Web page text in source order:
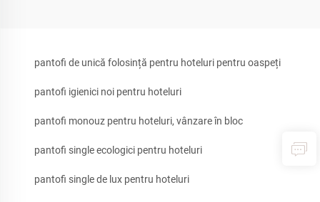
pantofi de unică folosință pentru hoteluri pentru oaspeți
pantofi igienici noi pentru hoteluri
pantofi monouz pentru hoteluri, vânzare în bloc
pantofi single ecologici pentru hoteluri
pantofi single de lux pentru hoteluri